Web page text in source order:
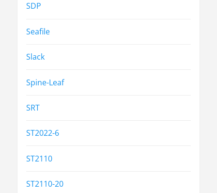
SDP
Seafile
Slack
Spine-Leaf
SRT
ST2022-6
ST2110
ST2110-20